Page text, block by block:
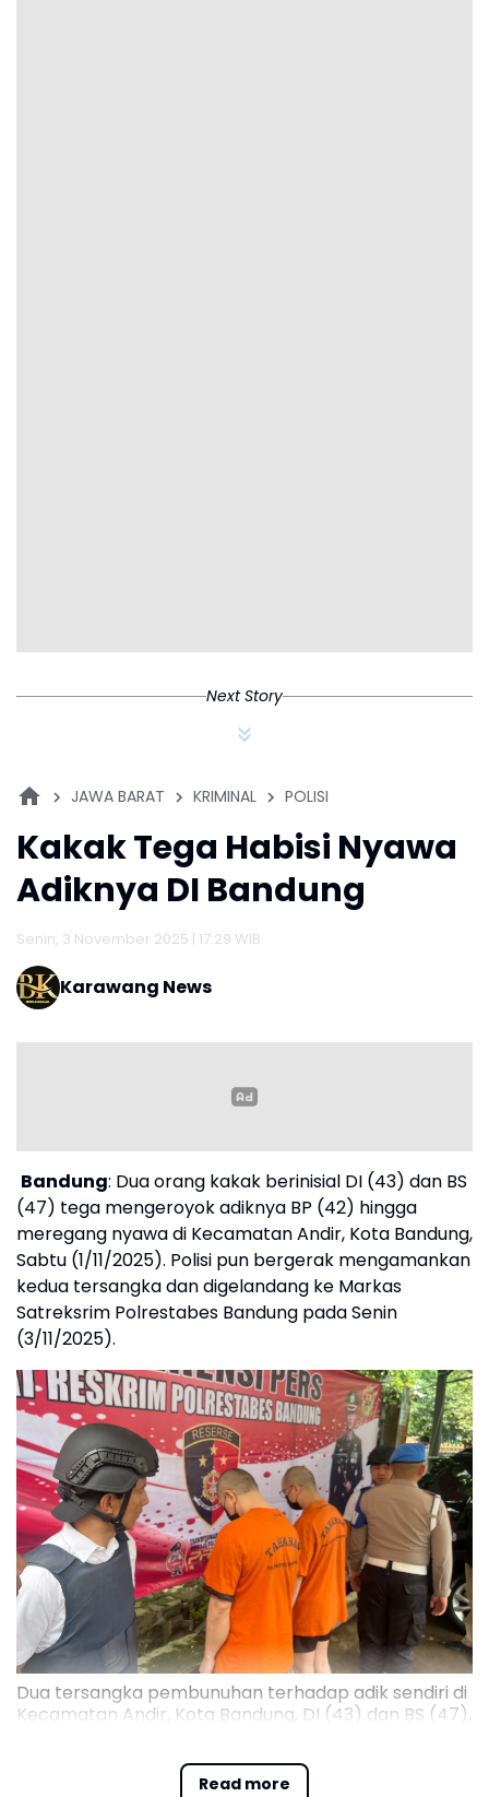
Next Story
JAWA BARAT KRIMINAL POLISI
Kakak Tega Habisi Nyawa
Adiknya DI Bandung
Senin, 3 November 2025 | 17:29 WIB
Karawang News
Read more
Bandung: Dua orang kakak berinisial DI (43) dan BS
(47) tega mengeroyok adiknya BP (42) hingga
meregang nyawa di Kecamatan Andir, Kota Bandung,
Sabtu (1/11/2025). Polisi pun bergerak mengamankan
kedua tersangka dan digelandang ke Markas
Satreksrim Polrestabes Bandung pada Senin
(3/11/2025).
Dua tersangka pembunuhan terhadap adik sendiri di
Kecamatan Andir, Kota Bandung, DI (43) dan BS (47),
Bandung, Senin (3/11/2025)